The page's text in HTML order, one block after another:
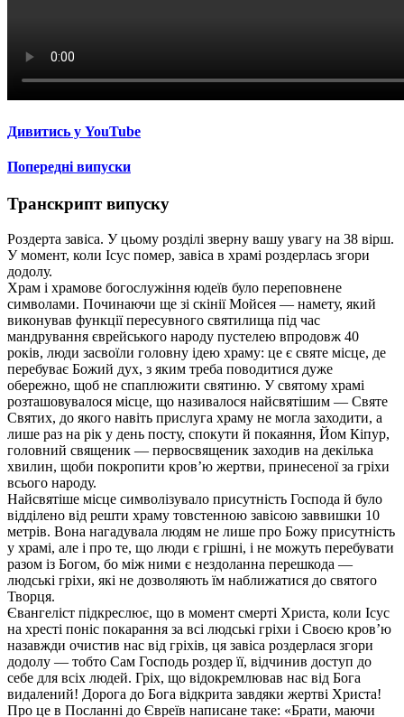
Дивитись у YouTube
Попередні випуски
Транскрипт випуску
Роздерта завіса. У цьому розділі зверну вашу увагу на 38 вірш.
У момент, коли Ісус помер, завіса в храмі роздерлась згори
додолу.
Храм і храмове богослужіння юдеїв було переповнене
символами. Починаючи ще зі скінії Мойсея — намету, який
виконував функції пересувного святилища під час
мандрування єврейського народу пустелею впродовж 40
років, люди засвоїли головну ідею храму: це є святе місце, де
перебуває Божий дух, з яким треба поводитися дуже
обережно, щоб не спаплюжити святиню. У святому храмі
розташовувалося місце, що називалося найсвятішим — Святе
Святих, до якого навіть прислуга храму не могла заходити, а
лише раз на рік у день посту, спокути й покаяння, Йом Кіпур,
головний священик — первосвященик заходив на декілька
хвилин, щоби покропити кров’ю жертви, принесеної за гріхи
всього народу.
Найсвятіше місце символізувало присутність Господа й було
відділено від решти храму товстенною завісою заввишки 10
метрів. Вона нагадувала людям не лише про Божу присутність
у храмі, але і про те, що люди є грішні, і не можуть перебувати
разом із Богом, бо між ними є нездоланна перешкода —
людські гріхи, які не дозволяють їм наближатися до святого
Творця.
Євангеліст підкреслює, що в момент смерті Христа, коли Ісус
на хресті поніс покарання за всі людські гріхи і Своєю кров’ю
назавжди очистив нас від гріхів, ця завіса роздерлася згори
додолу — тобто Сам Господь роздер її, відчинив доступ до
себе для всіх людей. Гріх, що відокремлював нас від Бога
видалений! Дорога до Бога відкрита завдяки жертві Христа!
Про це в Посланні до Євреїв написане таке: «Брати, маючи